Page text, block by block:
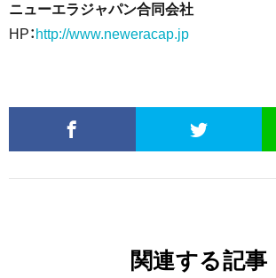
ニューエラジャパン合同会社
HP： http://www.neweracap.jp
関連する記事